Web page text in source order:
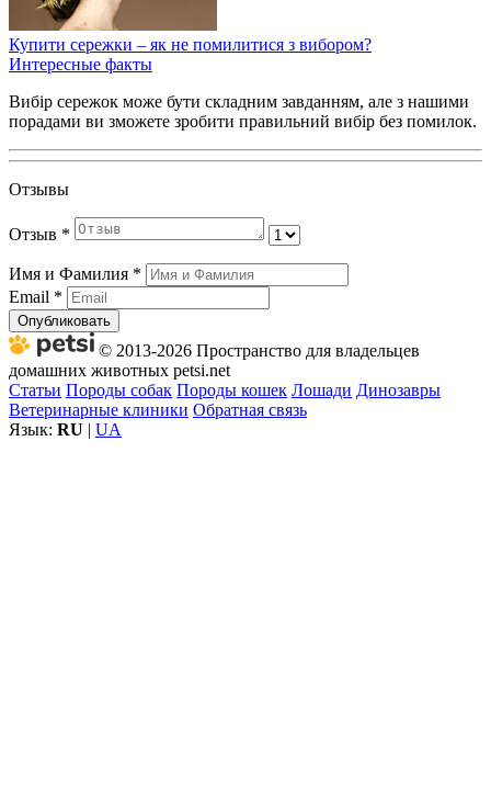
Купити сережки – як не помилитися з вибором?
Интересные факты
Вибір сережок може бути складним завданням, але з нашими
порадами ви зможете зробити правильний вибір без помилок.
Отзывы
Отзыв *
Имя и Фамилия *
Email *
Опубликовать
© 2013-2026 Пространство для владельцев
домашних животных petsi.net
Статьи Породы собак Породы кошек Лошади Динозавры
Ветеринарные клиники Обратная связь
Язык: RU | UA